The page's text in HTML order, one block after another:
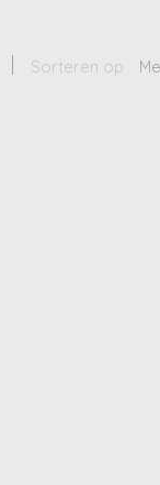
Sorteren op